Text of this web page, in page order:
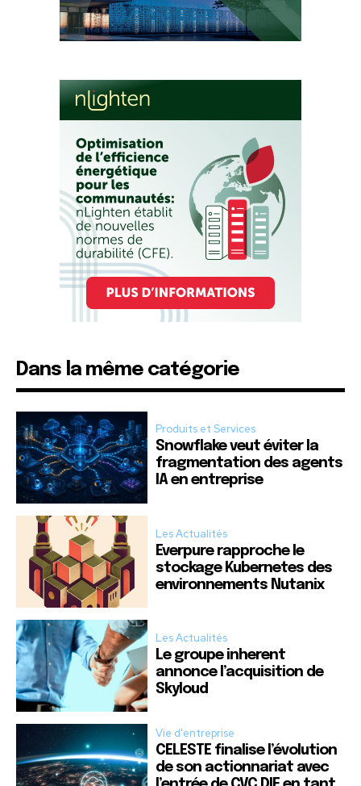
Dans la même catégorie
Produits et Services
Snowflake veut éviter la
fragmentation des agents
IA en entreprise
Les Actualités
Everpure rapproche le
stockage Kubernetes des
environnements Nutanix
Les Actualités
Le groupe inherent
annonce l’acquisition de
Skyloud
Vie d'entreprise
CELESTE finalise l’évolution
de son actionnariat avec